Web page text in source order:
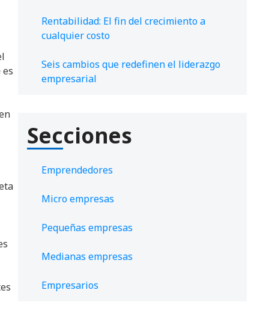
Rentabilidad: El fin del crecimiento a
cualquier costo
Seis cambios que redefinen el liderazgo
empresarial
Secciones
Emprendedores
Micro empresas
Pequeñas empresas
Medianas empresas
Empresarios